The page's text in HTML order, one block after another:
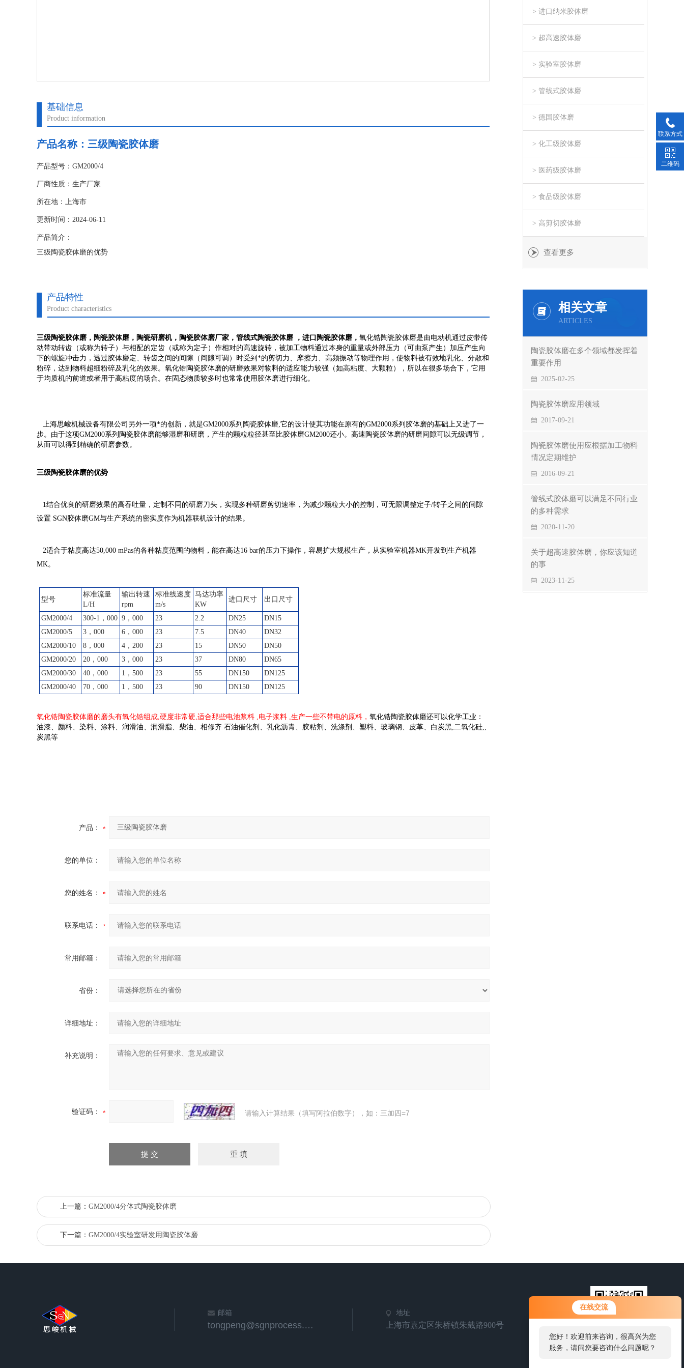
在线交流
您好！欢迎前来咨询，很高兴为您
服务，请问您要咨询什么问题呢？
基础信息
Product information
产品名称：三级陶瓷胶体磨
产品型号：GM2000/4
厂商性质：生产厂家
所在地：上海市
更新时间：2024-06-11
产品简介：
三级陶瓷胶体磨的优势
2适合于粘度高达50,000 mPas的各种粘度范围的物料，能在高达16 bar的压力下操作，容易扩大规模生产，从实验室机器MK开发到生产机器
产品特性
Product characteristics
三级陶瓷胶体磨 ，陶瓷胶体磨，陶瓷研磨机，陶瓷胶体磨厂家，管线式陶瓷胶体磨 ，进口陶瓷胶体磨， 氧化锆陶瓷胶体磨是由电动机通过皮带传
动带动转齿（或称为转子）与相配的定齿（或称为定子）作相对的高速旋转，被加工物料通过本身的重量或外部压力（可由泵产生）加压产生向
下的螺旋冲击力，透过胶体磨定、转齿之间的间隙（间隙可调）时受到*的剪切力、摩擦力、高频振动等物理作用，使物料被有效地乳化、分散和
粉碎，达到物料超细粉碎及乳化的效果。氧化锆陶瓷胶体磨的研磨效果对物料的适应能力较强（如高粘度、大颗粒），所以在很多场合下，它用
于均质机的前道或者用于高粘度的场合。在固态物质较多时也常常使用胶体磨进行细化。
上海思峻机械设备有限公司另外一项*的创新，就是GM2000系列 陶瓷胶体磨,它的设计使其功能在原有的GM2000系列胶体磨的基础上又进了一
步。由于这项GM2000系列 陶瓷胶体磨能够湿磨和研磨，产生的颗粒粒径甚至比胶体磨GM2000还小。高速 陶瓷胶体磨的研磨间隙可以无级调节，
从而可以得到精确的研磨参数。
三级陶瓷胶体磨的优势
1结合优良的研磨效果的高吞吐量，定制不同的研磨刀头，实现多种研磨剪切速率，为减少颗粒大小的控制，可无限调整定子/转子之间的间隙
设置 SGN胶体磨GM与生产系统的密实度作为机器联机设计的结果。
2适合于粘度高达50,000 mPas的各种粘度范围的物料，能在高达16 bar的压力下操作，容易扩大规模生产，从实验室机器MK开发到生产机器
MK。
型号
标准流量
L/H
输出转速
rpm
标准线速度
m/s
马达功率
KW
进口尺寸 出口尺寸
GM2000/4 300-1，000 9，000 23 2.2 DN25
DN15
GM2000/5 3，000 6，000 23 7.5 DN40
DN32
GM2000/10 8，000 4，200 23 15 DN50
DN50
GM2000/20 20，000 3，000 23 37 DN80
DN65
GM2000/30 40，000 1，500 23 55 DN150
DN125
GM2000/40 70，000 1，500 23 90 DN150 DN125
氧化锆陶瓷胶体磨的磨头有氧化锆组成,硬度非常硬,适合那些电池浆料 ,电子浆料 ,生产一些不带电的原料， 氧化锆陶瓷胶体磨还可以化学工业：
油漆、颜料、染料、涂料、润滑油、润滑脂、柴油、相修齐 石油催化剂、乳化沥青、胶粘剂、洗涤剂、塑料、玻璃钢、皮革、白炭黑,二氧化硅,,
炭黑等
产品：
您的单位：
您的姓名：
联系电话：
常用邮箱：
省份：
详细地址：
补充说明：
验证码： 请输入计算结果（填写阿拉伯数字），如：三加四=7
上一篇： GM2000/4分体式陶瓷胶体磨
下一篇： GM2000/4实验室研发用陶瓷胶体磨
> 进口纳米胶体磨
> 超高速胶体磨
> 实验室胶体磨
> 管线式胶体磨
> 德国胶体磨
> 化工级胶体磨
> 医药级胶体磨
> 食品级胶体磨
> 高剪切胶体磨
查看更多
相关文章
ARTICLES
陶瓷胶体磨在多个领域都发挥着
重要作用
2025-02-25
陶瓷胶体磨应用领域
2017-09-21
陶瓷胶体磨使用应根据加工物料
情况定期维护
2016-09-21
管线式胶体磨可以满足不同行业
的多种需求
2020-11-20
关于超高速胶体磨，你应该知道
的事
2023-11-25
邮箱
tongpeng@sgnprocess.com
地址
上海市嘉定区朱桥镇朱戴路900号
联系方式
二维码